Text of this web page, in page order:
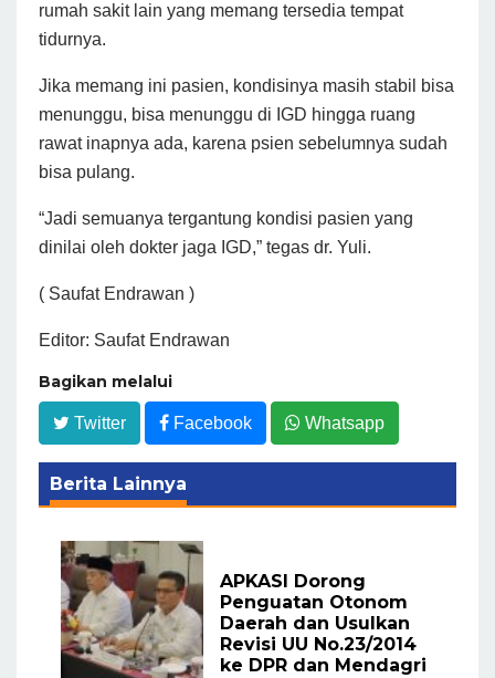
rumah sakit lain yang memang tersedia tempat
tidurnya.
Jika memang ini pasien, kondisinya masih stabil bisa
menunggu, bisa menunggu di IGD hingga ruang
rawat inapnya ada, karena psien sebelumnya sudah
bisa pulang.
“Jadi semuanya tergantung kondisi pasien yang
dinilai oleh dokter jaga IGD,” tegas dr. Yuli.
( Saufat Endrawan )
Editor: Saufat Endrawan
Bagikan melalui
Twitter Facebook Whatsapp
Berita Lainnya
APKASI Dorong
Penguatan Otonom
Daerah dan Usulkan
Revisi UU No.23/2014
ke DPR dan Mendagri